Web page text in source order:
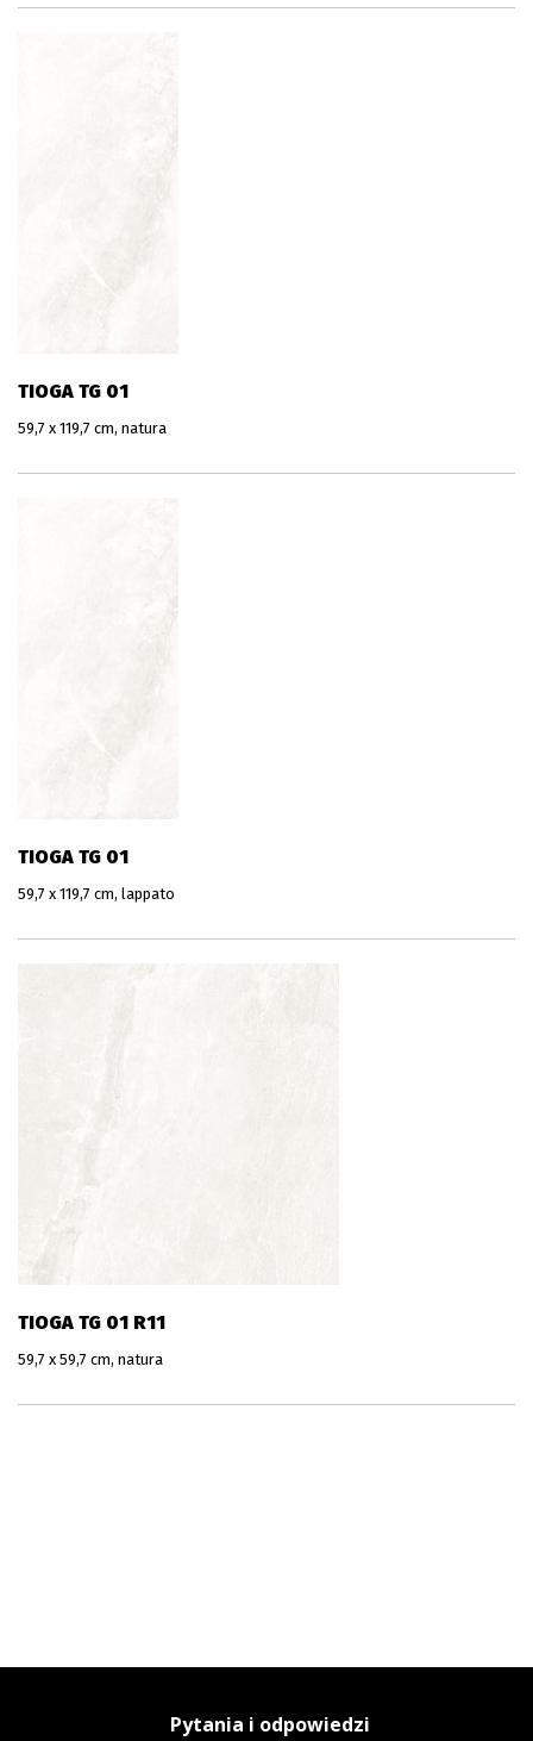
TIOGA TG 01
59,7 x 119,7 cm, natura
TIOGA TG 01
59,7 x 119,7 cm, lappato
TIOGA TG 01 R11
59,7 x 59,7 cm, natura
Pytania i odpowiedzi